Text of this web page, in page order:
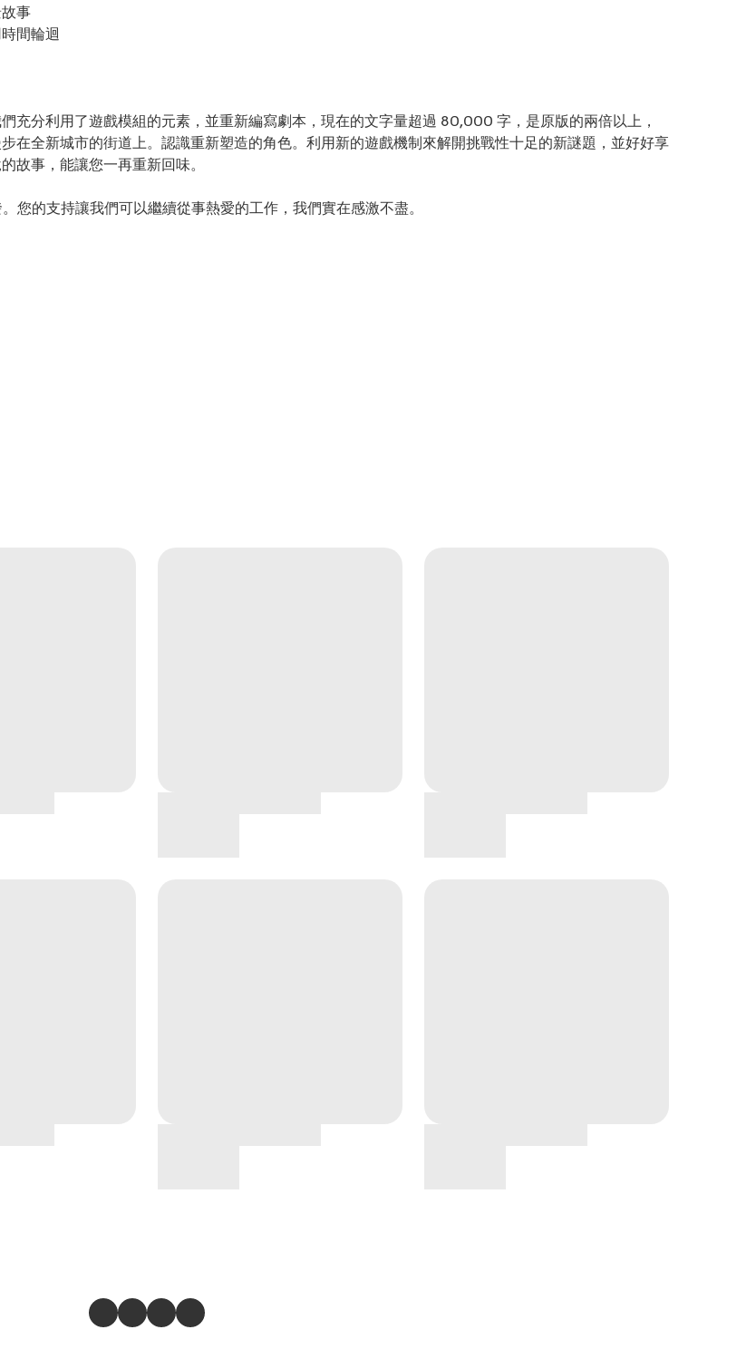
事
間輪迴
充分利用了遊戲模組的元素，並重新編寫劇本，現在的文字量超過 80,000 字，是原版的兩倍以上，
在全新城市的街道上。認識重新塑造的角色。利用新的遊戲機制來解開挑戰性十足的新謎題，並好好享
故事，能讓您一再重新回味。
的支持讓我們可以繼續從事熱愛的工作，我們實在感激不盡。